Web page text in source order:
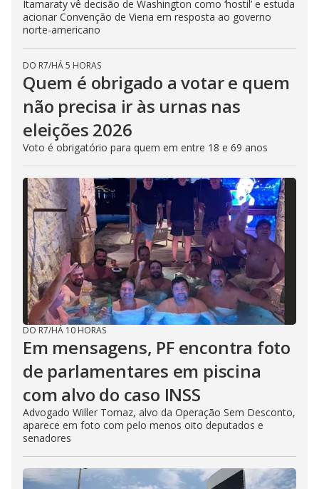
Itamaraty vê decisão de Washington como ‘hostil’ e estuda
acionar Convenção de Viena em resposta ao governo
norte-americano
DO R7/HÁ 5 HORAS
Quem é obrigado a votar e quem
não precisa ir às urnas nas
eleições 2026
Voto é obrigatório para quem em entre 18 e 69 anos
DO R7/HÁ 10 HORAS
Em mensagens, PF encontra foto
de parlamentares em piscina
com alvo do caso INSS
Advogado Willer Tomaz, alvo da Operação Sem Desconto,
aparece em foto com pelo menos oito deputados e
senadores